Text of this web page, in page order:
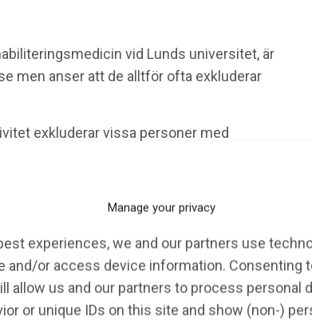
Manage your privacy
experiences, we and our partners use
and/or access device information. Consenting
allow us and our partners to process personal
or unique IDs on this site and show (non-)
vid Lunds universitet, är
men anser att de alltför ofta exkluderar
exkluderar vissa personer med
det nya röka” eller att man ska ta si och så
inte är någon idé att röra sig om man inte kan